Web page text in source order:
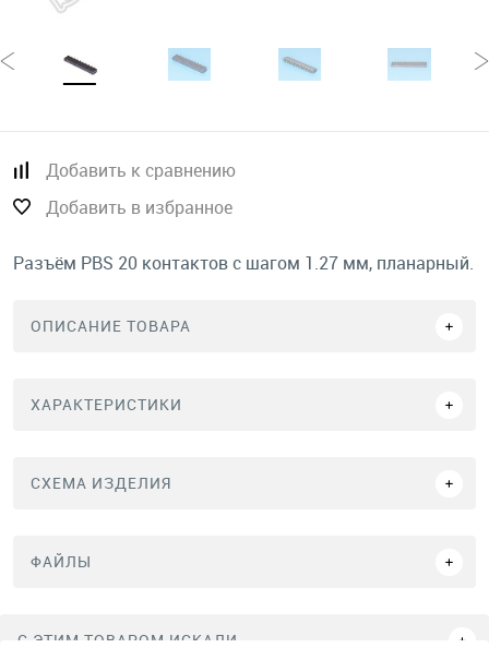
Добавить к сравнению
Добавить в избранное
Разъём PBS 20 контактов с шагом 1.27 мм, планарный.
ОПИСАНИЕ ТОВАРА
ХАРАКТЕРИСТИКИ
СХЕМА ИЗДЕЛИЯ
ФАЙЛЫ
C ЭТИМ ТОВАРОМ ИСКАЛИ